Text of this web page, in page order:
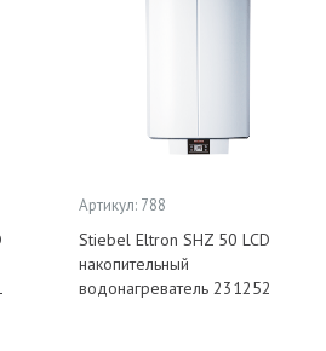
Артикул: 788
Stiebel Eltron SHZ 50 LCD
накопительный
водонагреватель 231252